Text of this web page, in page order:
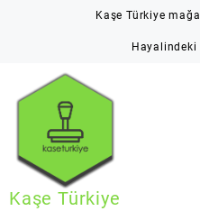
Kaşe Türkiye
Hayalindeki
Kaşe Türkiye